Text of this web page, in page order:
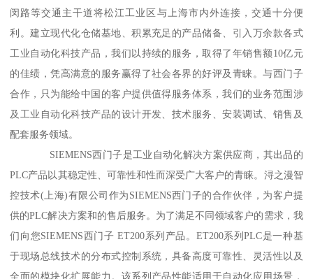
闵路等交通主干道将松江工业区与上海市内外连接，交通十分便
利。建立现代化仓储基地、积累充足的产品储备、引入万余款各式
工业自动化科技产品，我们以持续的服务，取得了年销售额10亿元
的佳绩，凭高满意的服务赢得了社会各界的好评及青睐。与西门子
合作，只为能给中国的客户提供值得服务体系，我们的业务范围涉
及工业自动化科技产品的设计开发、技术服务、安装调试、销售及
配套服务领域。
SIEMENS西门子是工业自动化解决方案供应商，其出品的
PLC产品以其稳定性、可靠性和性而深受广大客户的青睐。浔之漫智
控技术(上海)有限公司作为SIEMENS西门子的合作伙伴，为客户提
供的PLC解决方案和的售后服务。为了满足不同领域客户的需求，我
们向您SIEMENS西门子 ET200系列产品。ET200系列PLC是一种基
于现场总线技术的分布式控制系统，具备高度可靠性、灵活性以及
全面的模块化扩展能力。该系列产品性能适用于自动化应用场景，